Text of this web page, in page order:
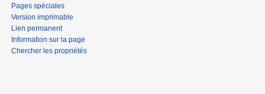
Pages spéciales
Version imprimable
Lien permanent
Information sur la page
Chercher les propriétés